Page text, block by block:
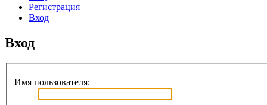
Регистрация
Вход
Вход
Имя пользователя: